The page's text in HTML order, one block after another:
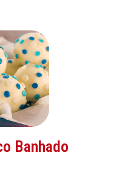
Banhado